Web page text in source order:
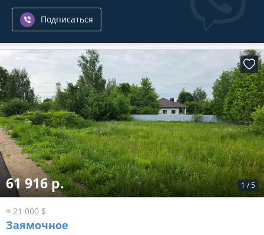
Подписаться
1 /5
61 916 р.
≈ 21 000 $
Заямочное